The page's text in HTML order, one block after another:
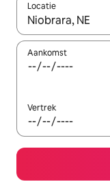
Locatie
Wanneer er
Aankomst
Vertrek